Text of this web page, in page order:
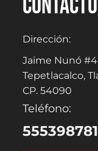
Contacto
Dirección:
Jaime Nunó
Tepetlacalco,
CP. 54090
Teléfono: